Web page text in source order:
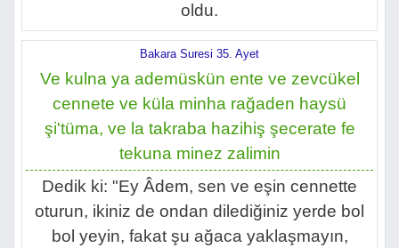
oldu.
Bakara Suresi 35. Ayet
Ve kulna ya ademüskün ente ve zevcükel
cennete ve küla minha rağaden haysü
şi'tüma, ve la takraba hazihiş şecerate fe
tekuna minez zalimin
Dedik ki: "Ey Âdem, sen ve eşin cennette
oturun, ikiniz de ondan dilediğiniz yerde bol
bol yeyin, fakat şu ağaca yaklaşmayın,